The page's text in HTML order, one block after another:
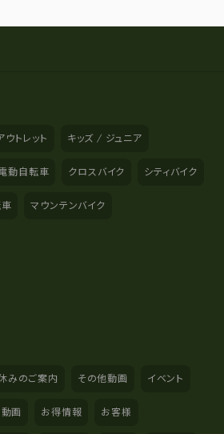
地
ウトレット キッズ / ジュニア
動自転車 クロスバイク シティバイク
マウンテンバイク
みのご案内 その他動画 イベント
画 お得情報 お客様